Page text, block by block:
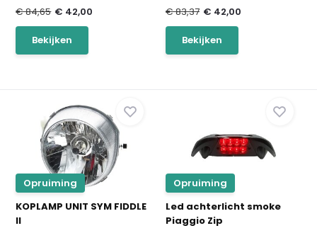
€ 84,65 € 42,00
Bekijken
€ 83,37 € 42,00
Bekijken
Opruiming
KOPLAMP UNIT SYM FIDDLE
II
Opruiming
Led achterlicht smoke
Piaggio Zip